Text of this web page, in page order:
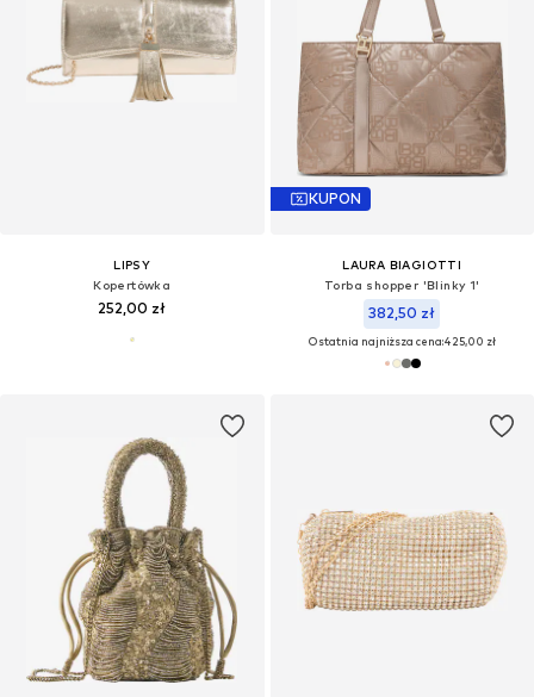
LIPSY
Kopertówka
252,00 zł
KUPON
LAURA BIAGIOTTI
Torba shopper 'Blinky 1'
382,50 zł
Ostatnia najniższa cena:425,00 zł